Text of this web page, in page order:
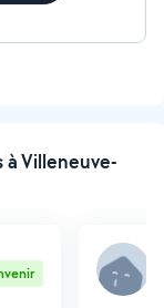
Villeneuve-